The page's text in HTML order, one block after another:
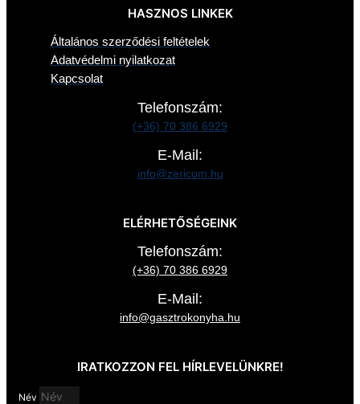
HASZNOS LINKEK
Általános szerződési feltételek
Adatvédelmi nyilatkozat
Kapcsolat
Telefonszám:
(+36) 70 386 6929
E-Mail:
info@zericom.hu
ELÉRHETŐSÉGEINK
Telefonszám:
(+36) 70 386 6929
E-Mail:
info@gasztrokonyha.hu
IRATKOZZON FEL HÍRLEVELÜNKRE!
Név